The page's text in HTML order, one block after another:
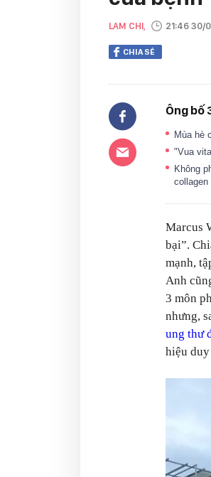
LAM CHI, 21:46 30/
CHIA SẺ
Ông bố
Mùa hè
"Vua
Không
collagen
Marcus
bại”.
mạnh,
Anh
3 môn
nhưng,
ung thư
hiệu duy